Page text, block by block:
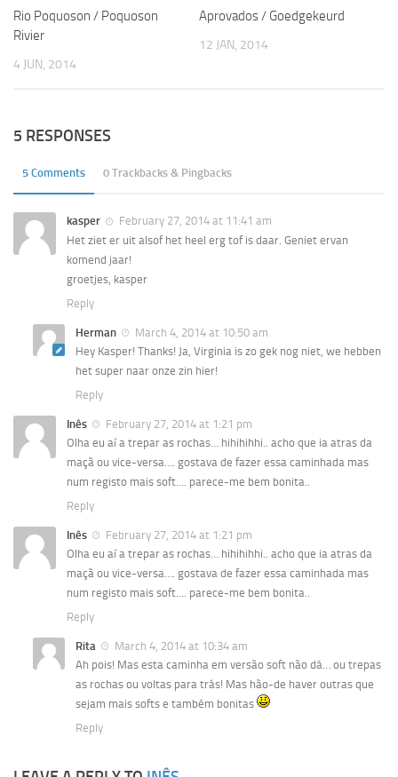
Rio Poquoson / Poquoson
Rivier
4 JUN, 2014
Aprovados / Goedgekeurd
12 JAN, 2014
5 RESPONSES
5 Comments 0 Trackbacks & Pingbacks
kasper
February 27, 2014 at 11:41 am
Het ziet er uit alsof het heel erg tof is daar. Geniet ervan
komend jaar!
groetjes, kasper
Reply
Herman
March 4, 2014 at 10:50 am
Hey Kasper! Thanks! Ja, Virginia is zo gek nog niet, we hebben
het super naar onze zin hier!
Reply
Inês
February 27, 2014 at 1:21 pm
Olha eu aí a trepar as rochas… hihihihhi.. acho que ia atras da
maçã ou vice-versa…. gostava de fazer essa caminhada mas
num registo mais soft…. parece-me bem bonita..
Reply
Inês
February 27, 2014 at 1:21 pm
Olha eu aí a trepar as rochas… hihihihhi.. acho que ia atras da
maçã ou vice-versa…. gostava de fazer essa caminhada mas
num registo mais soft…. parece-me bem bonita..
Reply
Rita
March 4, 2014 at 10:34 am
Ah pois! Mas esta caminha em versão soft não dá… ou trepas
as rochas ou voltas para trás! Mas hão-de haver outras que
sejam mais softs e também bonitas
Reply